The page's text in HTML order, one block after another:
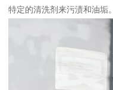
特定的清洗剂来污渍和油垢。